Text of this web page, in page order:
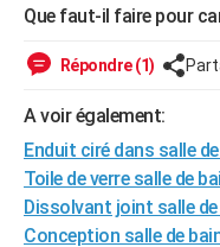
Essais
Réserver un essai
Citadines
Berlines
SUV
Forum auto
+
Mobiles
Meilleur smartphone
Internet
Ordinateurs
Jeux vidéo
Guide high-tech
BRICOLAGE
Forum
Aménagement intérieur
Extérieur
Cuisine
Salle de bains
Jardinage
Rangement
WEEK-END
Guides de France
Escapades
Patrimoine
Expositions
Musées
Week-end nature
+LIFESTYLE
Art de vivre
Bien-être
Loisirs
Mode
Modes de vie
SANTE
Que faut-il faire pour
Répondre (1)
A voir également:
Enduit ciré dans salle
Toile de verre salle de
Dissolvant joint salle
Conception salle de